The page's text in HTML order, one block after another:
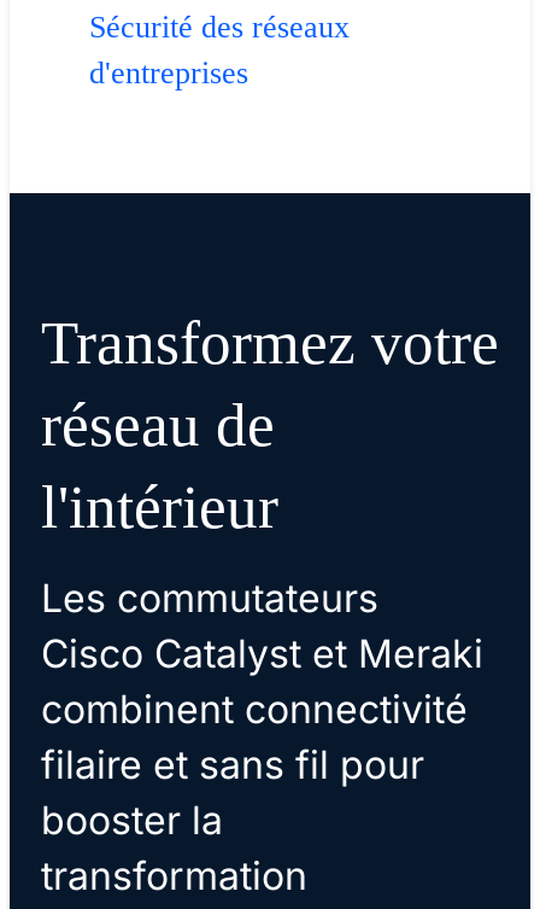
Sécurité des réseaux
d'entreprises
Transformez votre
réseau de
l'intérieur
Les commutateurs
Cisco Catalyst et Meraki
combinent connectivité
filaire et sans fil pour
booster la
transformation